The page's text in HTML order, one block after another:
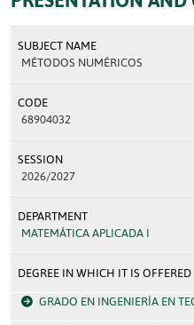
SUBJECT NAME
MÉTODOS NUMÉRICOS
CODE
68904032
SESSION
2026/2027
DEPARTMENT
MATEMÁTICA APLICADA I
DEGREE IN WHICH IT IS OFFERED
GRADO EN INGENIERÍA EN